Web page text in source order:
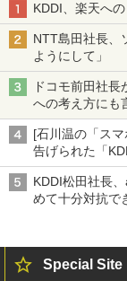
KDDI、楽天へ
NTT島田社長、
ようにして」
ドコモ前田社
への考え方にも
[石川温の「ス
告げられた「
穴と楽天モバイ
KDDI松田社長
めて十分対抗で
Special Site